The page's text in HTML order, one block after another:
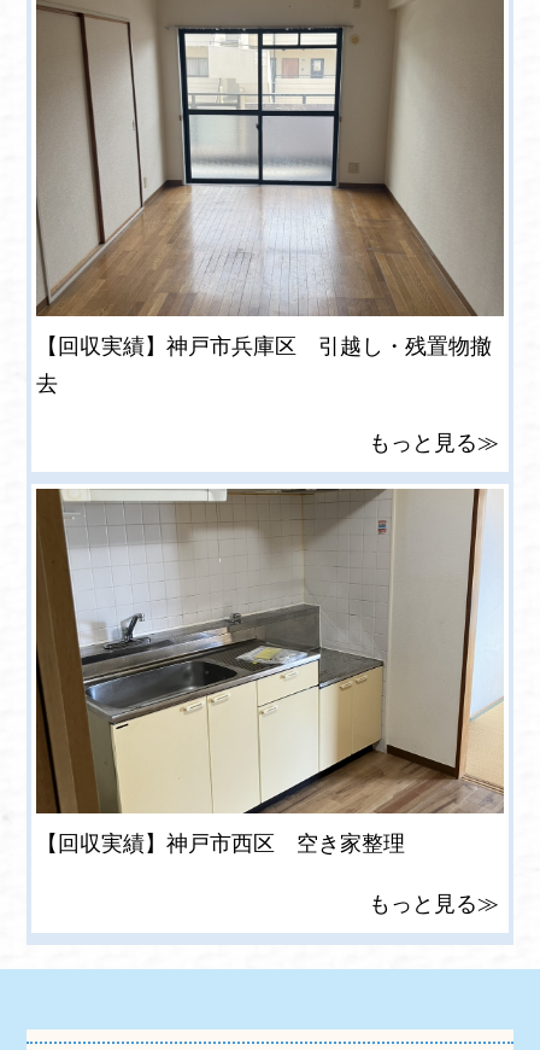
【回収実績】神戸市兵庫区 引越し・残置物撤
去
もっと見る≫
【回収実績】神戸市西区 空き家整理
もっと見る≫